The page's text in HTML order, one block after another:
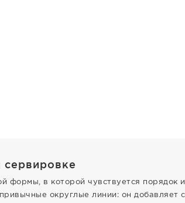
сервировке
формы, в которой чувствуется порядок
округлые линии: он добавляет